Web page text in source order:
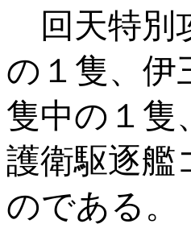
回天特別
の１隻、伊
隻中の１隻
護衛駆逐
のである。